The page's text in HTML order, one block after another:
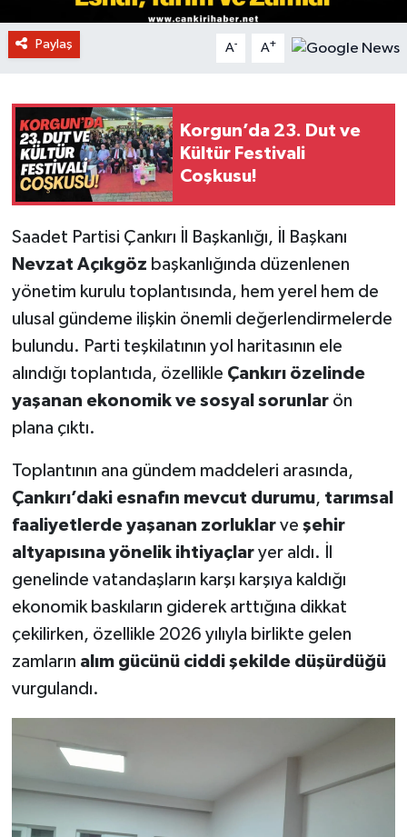
Paylaş A- A+
Korgun’da 23. Dut ve
Kültür Festivali
Coşkusu!
Saadet Partisi Çankırı İl Başkanlığı, İl Başkanı
Nevzat Açıkgöz başkanlığında düzenlenen
yönetim kurulu toplantısında, hem yerel hem de
ulusal gündeme ilişkin önemli değerlendirmelerde
bulundu. Parti teşkilatının yol haritasının ele
alındığı toplantıda, özellikle Çankırı özelinde
yaşanan ekonomik ve sosyal sorunlarön
plana çıktı.
Toplantının ana gündem maddeleri arasında,
Çankırı’daki esnafın mevcut durumu, tarımsal
faaliyetlerde yaşanan zorluklarve şehir
altyapısına yönelik ihtiyaçlaryer aldı. İl
genelinde vatandaşların karşı karşıya kaldığı
ekonomik baskıların giderek arttığına dikkat
çekilirken, özellikle 2026 yılıyla birlikte gelen
zamların alım gücünü ciddi şekilde düşürdüğü
vurgulandı.